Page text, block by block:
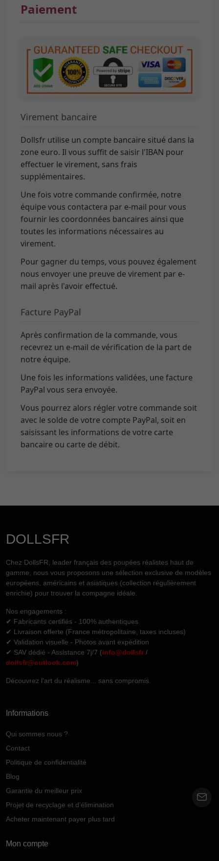
Paiement
Virement bancaire
Dollsfr utilise un compte bancaire situé dans la
zone euro. Il vous suffit de saisir l'IBAN pour
effectuer le virement, sans frais
supplémentaires.
Une fois votre commande confirmée, notre
équipe vous contactera par e-mail pour vous
fournir les coordonnées bancaires ainsi que
toutes les informations nécessaires au
virement.
Pour gagner du temps, vous pouvez également
nous envoyer une preuve de virement par e-
mail après l'avoir effectué.
Facture PayPal
Après confirmation de la commande, vous
recevrez un e-mail de vérification de la part de
notre équipe.
Une fois les informations validées, une facture
PayPal vous sera envoyée.
Vous pourrez alors régler votre commande soit
avec le solde de votre compte PayPal, soit en
saisissant les informations de votre carte
bancaire ou carte de débit.
DOLLSFR
Chez DollsFR, leader français des poupées réalistes haut de
gamme, nous vous proposons une sélection exclusive de modèles
européens, américains et asiatiques (collection régulièrement
enrichie) pour trouver la compagne idéale.
Nos engagements :
✔ Fabricants certifiés - 100% authentiques
✔ Livraison offerte (France métropolitaine, taxes incluses)
✔ Validation visuelle - Photos avant expédition
✔ SAV dédié - Assistance 7j/7 (info@dollsfr /
dollsfr@outlook.com)
Découvrez l'art du réalisme... sans compromis.
Informations
Qui sommes nous ?
Contact
Politique de confidentialité
Blog
Garantie du meilleur prix
Projet de recyclage et d’élimination
Acheter maintenant payer plus tard
Mon compte